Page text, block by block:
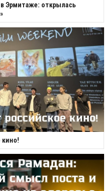
в Эрмитаже: открылась
кино!